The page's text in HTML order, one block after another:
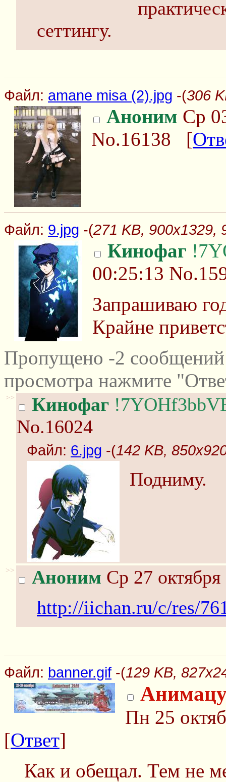
сеттингу.
Файл: amane misa (2).jpg -(306
Аноним Ср
No.16138 [
Файл: 9.jpg -(271 KB, 900x1329,
Кинофаг
00:25:13
Запрашиваю
Крайне
Пропущено -2
просмотра нажмите
>> Кинофаг
No.16024
Файл: 6.jpg -(142 KB,
Подниму.
>> Аноним Ср 27
http://iichan.ru/c/res/
Файл: banner.gif-(129 KB,
Пн 25
[Ответ]
Как и обещал. Тем не